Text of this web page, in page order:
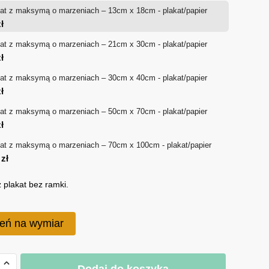
18 zł
z maksymą o marzeniach – 13cm x 18cm - plakat/papier
z maksymą o marzeniach – 21cm x 30cm - plakat/papier
z maksymą o marzeniach – 30cm x 40cm - plakat/papier
z maksymą o marzeniach – 50cm x 70cm - plakat/papier
z maksymą o marzeniach – 70cm x 100cm - plakat/papier
zł
plakat bez ramki.
na wymiar